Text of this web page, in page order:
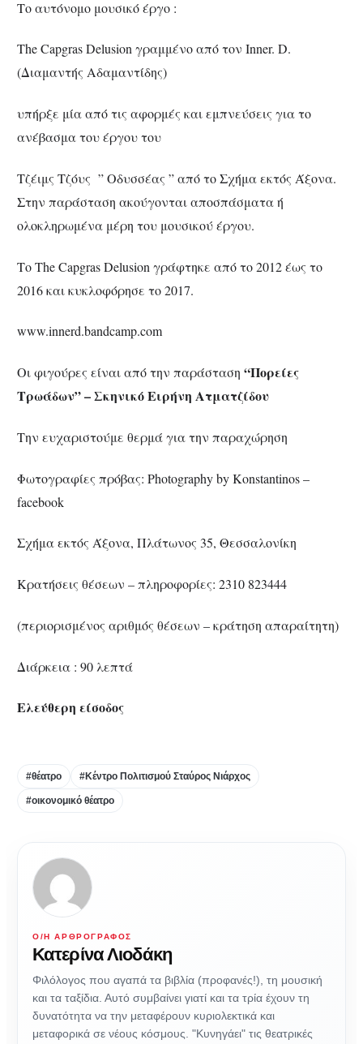
Το αυτόνομο μουσικό έργο :
The Capgras Delusion γραμμένο από τον Inner. D.
(Διαμαντής Αδαμαντίδης)
υπήρξε μία από τις αφορμές και εμπνεύσεις για το
ανέβασμα του έργου του
Τζέιμς Τζόυς ” Οδυσσέας ” από το Σχήμα εκτός Άξονα.
Στην παράσταση ακούγονται αποσπάσματα ή
ολοκληρωμένα μέρη του μουσικού έργου.
Το The Capgras Delusion γράφτηκε από το 2012 έως το
2016 και κυκλοφόρησε το 2017.
www.innerd.bandcamp.com
Οι φιγούρες είναι από την παράσταση “Πορείες
Τρωάδων” – Σκηνικό Ειρήνη Ατματζίδου
Την ευχαριστούμε θερμά για την παραχώρηση
Φωτογραφίες πρόβας: Photography by Konstantinos –
facebook
Σχήμα εκτός Άξονα, Πλάτωνος 35, Θεσσαλονίκη
Κρατήσεις θέσεων – πληροφορίες: 2310 823444
(περιορισμένος αριθμός θέσεων – κράτηση απαραίτητη)
Διάρκεια : 90 λεπτά
Ελεύθερη είσοδος
#θέατρο #Κέντρο Πολιτισμού Σταύρος Νιάρχος
#οικονομικό θέατρο
Ο/Η ΑΡΘΡΟΓΡΆΦΟΣ
Κατερίνα Λιοδάκη
Φιλόλογος που αγαπά τα βιβλία (προφανές!), τη μουσική
και τα ταξίδια. Αυτό συμβαίνει γιατί και τα τρία έχουν τη
δυνατότητα να την μεταφέρουν κυριολεκτικά και
μεταφορικά σε νέους κόσμους. "Κυνηγάει" τις θεατρικές